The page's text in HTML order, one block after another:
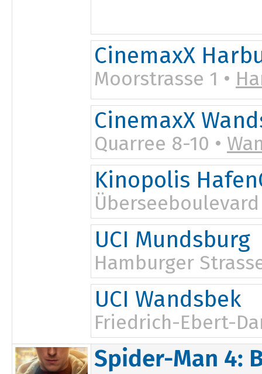
CinemaxX
Moorstrasse 1 •
CinemaxX
Quarree 8-10 •
Kinopolis
Überseeboulevard
23:00
UCI Mundsburg
Hamburger
UCI Wandsbek
Friedrich-Ebert-
Spider-Man 4: